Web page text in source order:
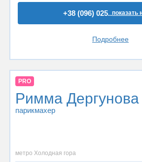
+38 (096) 025..показать
Подробнее
PRO
Римма Дергунова
парикмахер
метро Холодная гора